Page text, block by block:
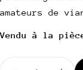
amateurs de
Vendu à la
Partager
Partager
Facebook
téléphone
message